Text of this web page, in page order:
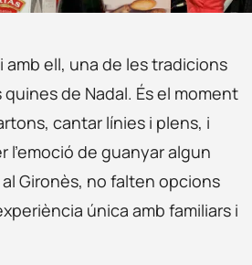
amb ell, una de les tradicions
de Nadal. És el moment
cantar línies i plens, i
l’emoció de guanyar algun
Gironès, no falten opcions
única amb familiars i